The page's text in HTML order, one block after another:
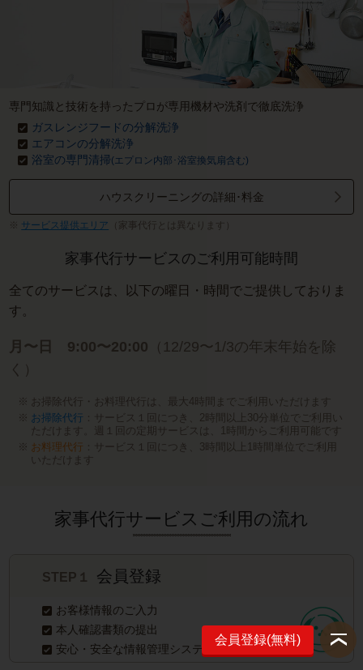
専門知識と技術を持ったプロが専用機材や洗剤で徹底洗浄
ガスレンジフードの分解洗浄
エアコンの分解洗浄
浴室の専門清掃(エプロン内部･浴室換気扇含む)
ハウスクリーニングの詳細･料金
サービス提供エリア （家事代行とは異なります）
家事代行サービスのご利用可能時間
全てのサービスは、以下の曜日・時間でご提供しておりま
す。
月〜日 9:00〜20:00 （12/29〜1/3の年末年始を除
く）
お掃除代行・お料理代行は、最大4時間までご利用いただけます
お掃除代行 ：サービス１回につき、2時間以上30分単位でご利用い
ただけます。週１回の定期サービスは、1時間からご利用可能です
お料理代行 ：サービス１回につき、3時間以上1時間単位でご利用
いただけます
家事代行サービスご利用の流れ
STEP１ 会員登録
お客様情報のご入力
本人確認書類の提出
安心・安全な情報管理システム
会員登録(無料)